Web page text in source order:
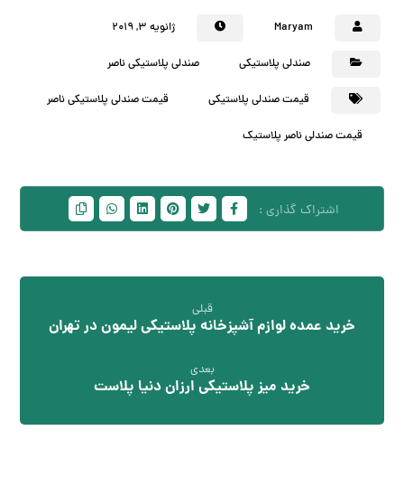
Maryam ژانویه ۳, ۲۰۱۹
صندلی پلاستیکی صندلی پلاستیکی ناصر
قیمت صندلی پلاستیکی قیمت صندلی پلاستیکی ناصر
قیمت صندلی ناصر پلاستیک
قبلی
خرید عمده لوازم آشپزخانه پلاستیکی لیمون در تهران
بعدی
خرید میز پلاستیکی ارزان دنیا پلاست